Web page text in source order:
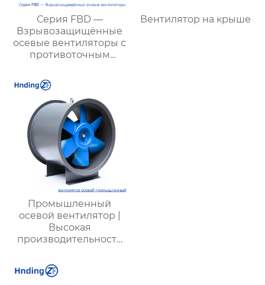
Серия FBD —
Взрывозащищённые
осевые вентиляторы с
противоточным
высокоэффективное и
экономичное
решение для
вентиляции
Вентилятор на крыше
Промышленный
осевой вентилятор |
Высокая
производительность
объектов |
Энергоэффективные